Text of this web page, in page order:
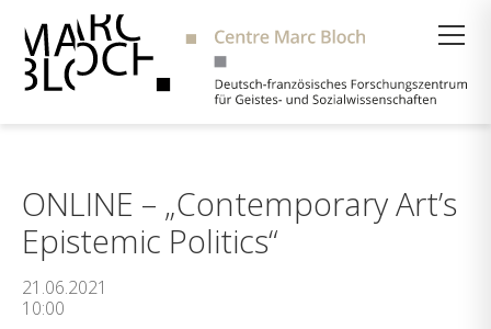
ONLINE – „Contemporary Art’s
Epistemic Politics“
21.06.2021
10:00